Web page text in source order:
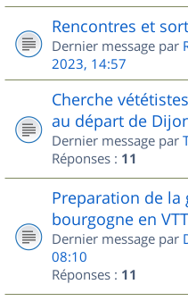
Rencontres et
Dernier message par
2023, 14:57
Cherche
au départ de
Dernier message par
Réponses : 11
Preparation de la
bourgogne en VTT
Dernier message par
08:10
Réponses : 11